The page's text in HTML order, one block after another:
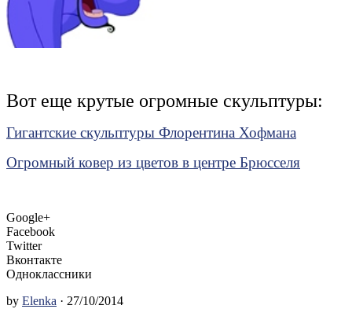
Вот еще крутые огромные скульптуры:
Гигантские скульптуры Флорентина Хофмана
Огромный ковер из цветов в центре Брюсселя
Google+
Facebook
Twitter
Вконтакте
Одноклассники
by Elenka · 27/10/2014